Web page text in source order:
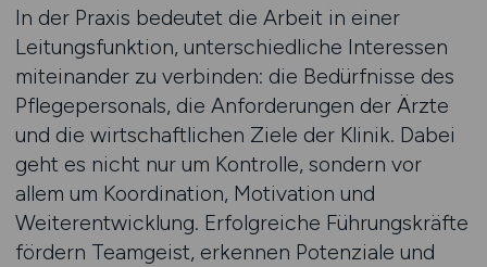
In der Praxis bedeutet die Arbeit in einer
Leitungsfunktion, unterschiedliche Interessen
miteinander zu verbinden: die Bedürfnisse des
Pflegepersonals, die Anforderungen der Ärzte
und die wirtschaftlichen Ziele der Klinik. Dabei
geht es nicht nur um Kontrolle, sondern vor
allem um Koordination, Motivation und
Weiterentwicklung. Erfolgreiche Führungskräfte
fördern Teamgeist, erkennen Potenziale und